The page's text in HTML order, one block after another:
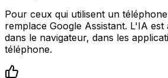
Pour ceux qui utilisent un
remplace Google Assistant. L'IA
dans le navigateur, dans les
téléphone.